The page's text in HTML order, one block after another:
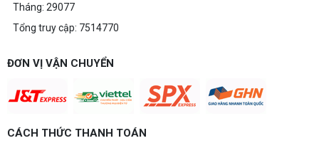
Build PC gaming 20 triệu: Chiến game,
chơi game của bạn.
Build PC gaming 15 triệu chơi được
Build PC gaming 15 triệu chơi được game gì? Vi
Tháng: 29077
Tổng truy cập: 7514770
ĐƠN VỊ VẬN CHUYỂN
CÁCH THỨC THANH TOÁN